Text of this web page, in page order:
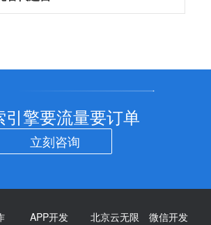
引擎要流量要订单
立刻咨询
APP开发 北京云无限 微信开发